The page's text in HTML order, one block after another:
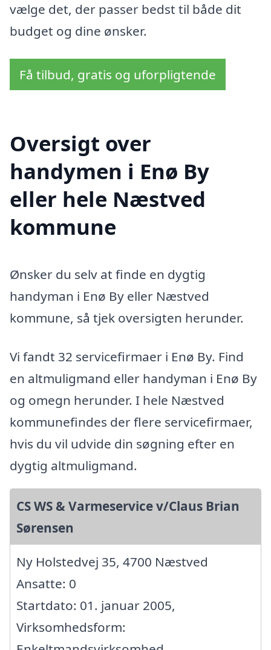
vælge det, der passer bedst til både dit
budget og dine ønsker.
Få tilbud, gratis og uforpligtende
Oversigt over
handymen i Enø By
eller hele Næstved
kommune
Ønsker du selv at finde en dygtig
handyman i Enø By eller Næstved
kommune, så tjek oversigten herunder.
Vi fandt 32 servicefirmaer i Enø By. Find
en altmuligmand eller handyman i Enø By
og omegn herunder. I hele Næstved
kommunefindes der flere servicefirmaer,
hvis du vil udvide din søgning efter en
dygtig altmuligmand.
CS WS & Varmeservice v/Claus Brian
Sørensen
Ny Holstedvej 35, 4700 Næstved
Ansatte: 0
Startdato: 01. januar 2005,
Virksomhedsform: